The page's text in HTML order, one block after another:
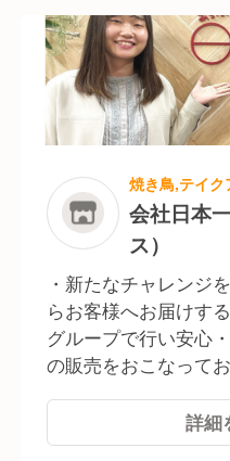
は海外進出も進めています。 ・嘉
し、人々の生活に密
展開を行い、日本全
提案を推進していま
加工、熟練スタッフ
家庭の食卓に安全で
います。
焼き鳥,テイ
会社日本
ス）
・新たなチャレンジ
らお客様へお届けす
グループで行い安心
の販売をおこなって
向にあると言われて
ライチェーンとして
詳細